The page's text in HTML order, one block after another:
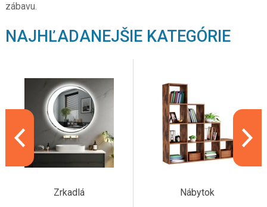
zábavu.
NAJHĽADANEJŠIE KATEGÓRIE
Zrkadlá Nábytok